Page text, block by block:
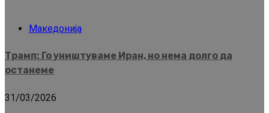
Македонија
Трамп: Го уништуваме Иран, но нема долго да
останеме
31/03/2026